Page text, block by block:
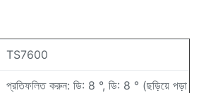
TS7600
প্রতিফলিত করুন: ডি: 8 °, ডি: 8 ° (ছড়িয়ে পড়া